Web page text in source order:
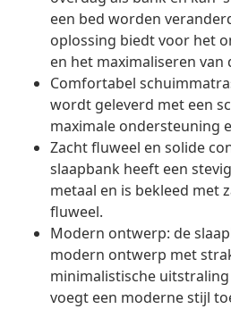
een bed worden
oplossing biedt voor het
en het maximaliseren van
Comfortabel
wordt geleverd met een
maximale ondersteuning
Zacht fluweel en solide
slaapbank heeft een
metaal en is bekleed met
fluweel.
Modern ontwerp: de
modern ontwerp met
minimalistische
voegt een moderne stijl